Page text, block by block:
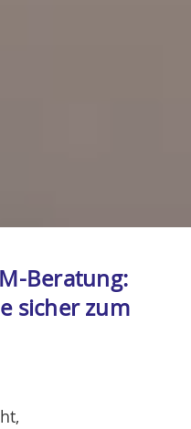
Beratung:
sicher zum